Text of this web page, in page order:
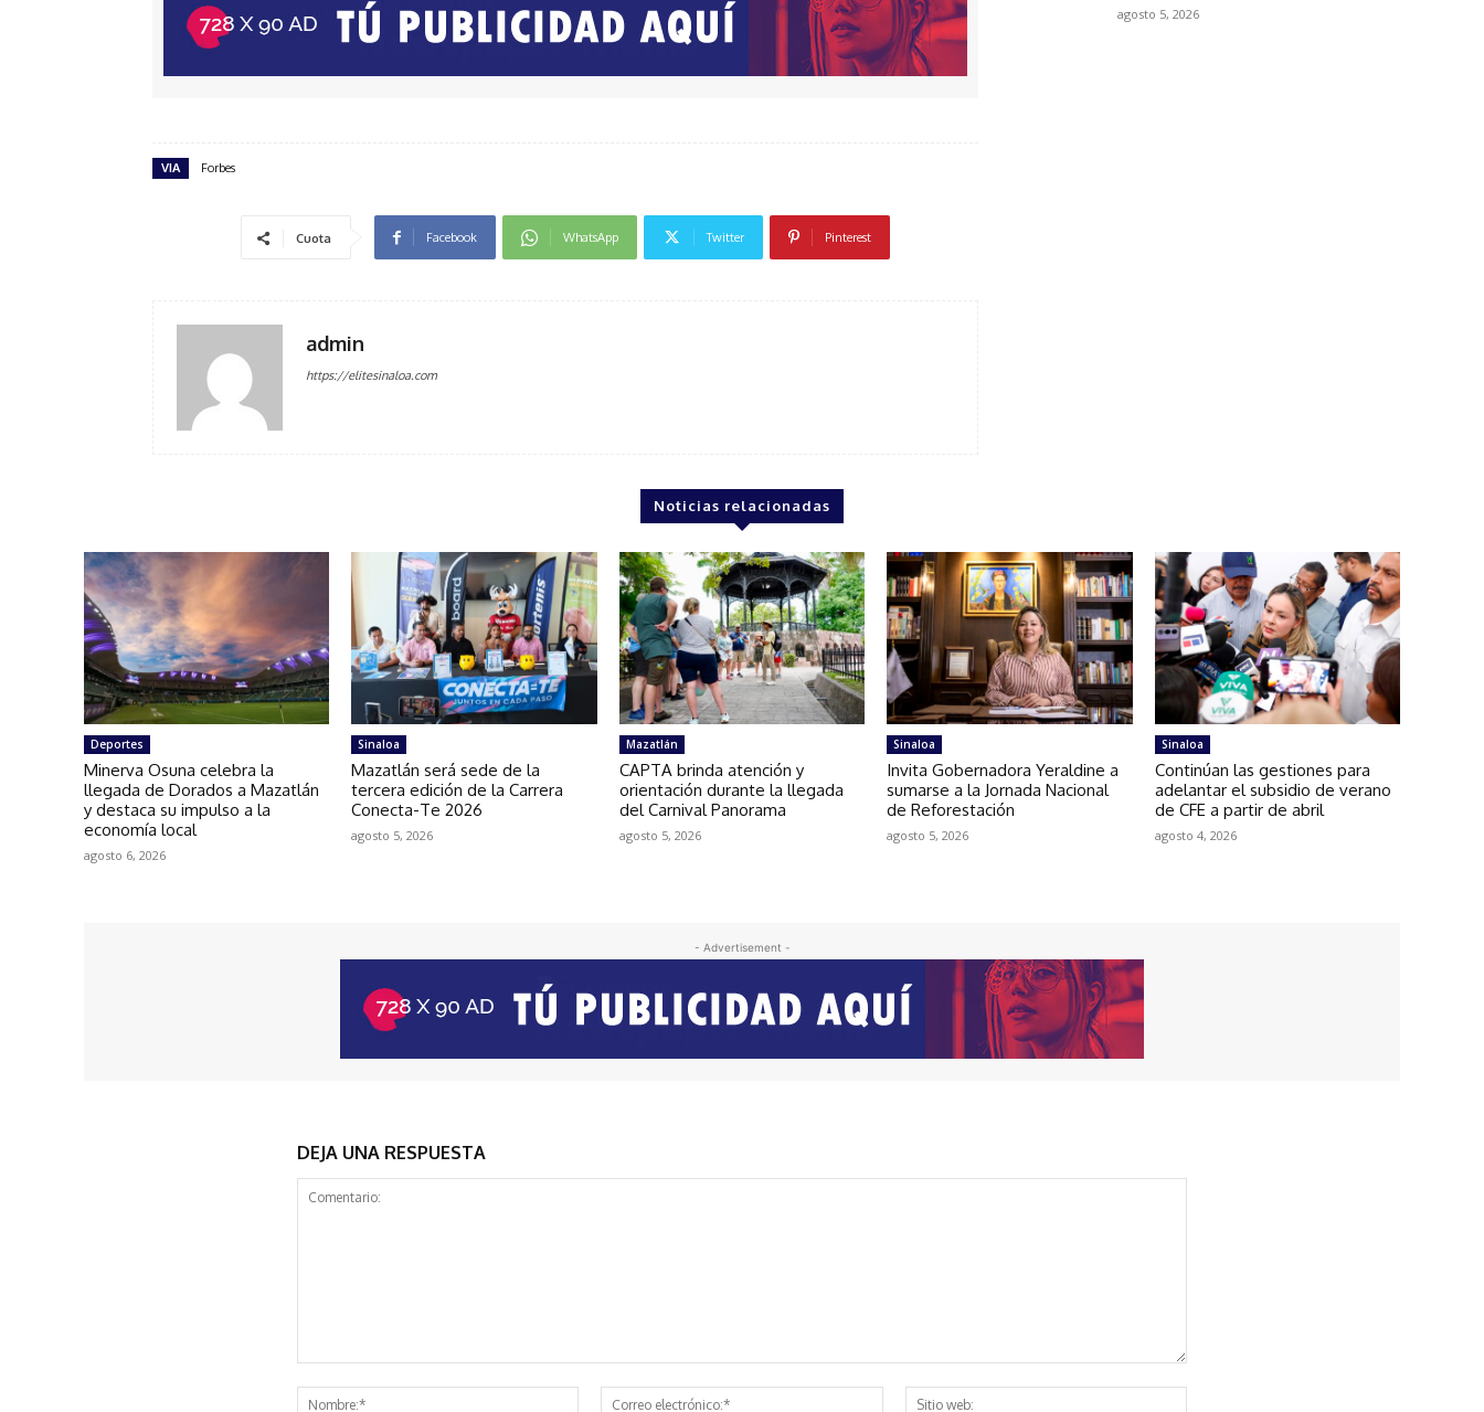
VIA Forbes
Cuota Facebook WhatsApp Twitter Pinterest
admin
https://elitesinaloa.com
agosto 5, 2026
Noticias relacionadas
Deportes
Minerva Osuna celebra la
llegada de Dorados a Mazatlán
y destaca su impulso a la
economía local
agosto 6, 2026
Sinaloa
Mazatlán será sede de la
tercera edición de la Carrera
Conecta-Te 2026
agosto 5, 2026
Mazatlán
CAPTA brinda atención y
orientación durante la llegada
del Carnival Panorama
agosto 5, 2026
Sinaloa
Invita Gobernadora Yeraldine a
sumarse a la Jornada Nacional
de Reforestación
agosto 5, 2026
Sinaloa
Continúan las gestiones para
adelantar el subsidio de verano
de CFE a partir de abril
agosto 4, 2026
- Advertisement -
DEJA UNA RESPUESTA
Nombre:*
Correo